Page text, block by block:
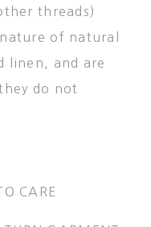
threads)
of natural
linen, and are
do not
CARE